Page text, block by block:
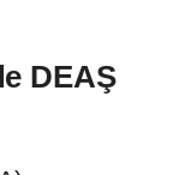
DEAŞ